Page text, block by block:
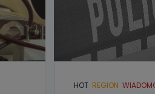
HOT REGION